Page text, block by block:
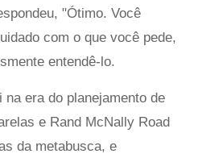
"Ótimo. Você
com o que você pede,
entendê-lo.
era do planejamento de
e Rand McNally Road
da metabusca, e